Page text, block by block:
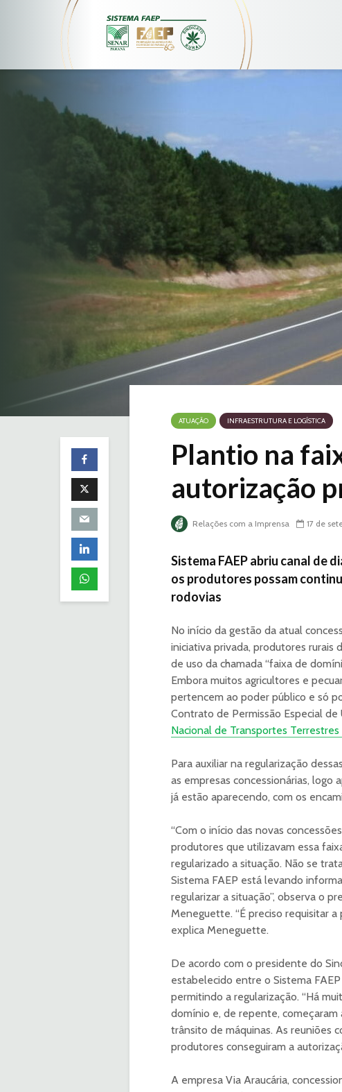
ATUAÇÃO INFRAESTRUTURA E LOGÍSTICA
Plantio na
autorização
Relações com a Imprensa 17 de
Sistema FAEP abriu canal de
os produtores possam
rodovias
No início da gestão da atual
iniciativa privada, produtores rurais
de uso da chamada “faixa de
Embora muitos agricultores e
pertencem ao poder público e só
Contrato de Permissão Especial de
Nacional de Transportes
Para auxiliar na regularização
as empresas concessionárias, logo
já estão aparecendo, com os
“Com o início das novas
produtores que utilizavam essa
regularizado a situação. Não se
Sistema FAEP está levando
regularizar a situação”, observa o
Meneguette. “É preciso requisitar a
explica Meneguette.
De acordo com o presidente do
estabelecido entre o Sistema
permitindo a regularização. “Há
domínio e, de repente, começaram
trânsito de máquinas. As reuniões
produtores conseguiram a
A empresa Via Araucária,